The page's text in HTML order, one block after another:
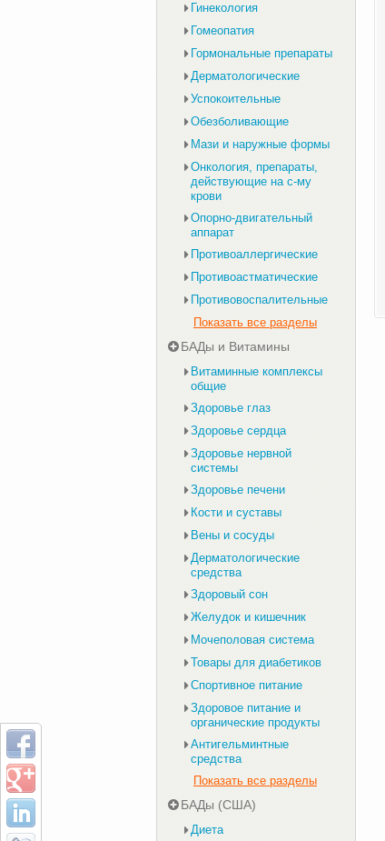
Гинекология
Гомеопатия
Гормональные препараты
Дерматологические
Успокоительные
Обезболивающие
Мази и наружные формы
Онкология, препараты,
действующие на с-му
крови
Опорно-двигательный
аппарат
Противоаллергические
Противоастматические
Противовоспалительные
Показать все разделы
БАДы и Витамины
Витаминные комплексы
общие
Здоровье глаз
Здоровье сердца
Здоровье нервной
системы
Здоровье печени
Кости и суставы
Вены и сосуды
Дерматологические
средства
Здоровый сон
Желудок и кишечник
Мочеполовая система
Товары для диабетиков
Спортивное питание
Здоровое питание и
органические продукты
Антигельминтные
средства
Показать все разделы
БАДы (США)
Диета